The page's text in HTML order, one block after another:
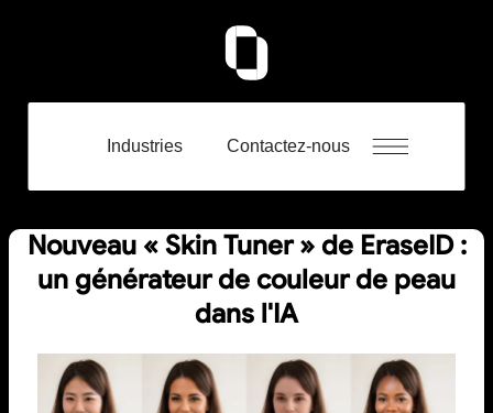
Industries Contactez-nous
Nouveau « Skin Tuner » de EraseID :
un générateur de couleur de peau
dans l'IA